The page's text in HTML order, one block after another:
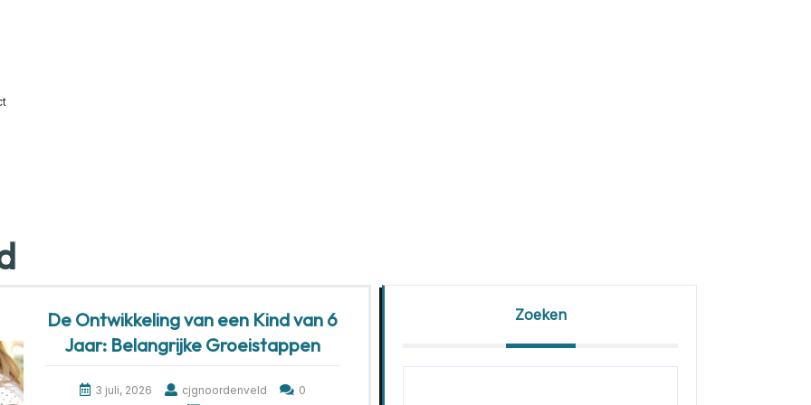
De Ontwikkeling van een Kind van 6
Jaar: Belangrijke Groeistappen
3 juli, 2026 cjgnoordenveld
0
Zoeken